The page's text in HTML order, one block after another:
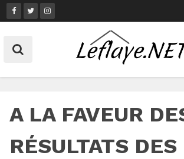
Skip
to
A LA FAVEUR
RÉSULTATS DES